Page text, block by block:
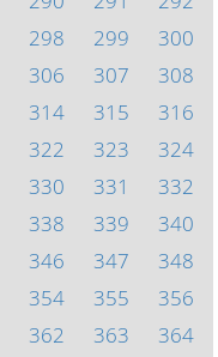
298 299
300
306 307
308
314 315
316
322 323
324
330 331
332
338 339
340
346 347
348
354 355
356
362 363 364